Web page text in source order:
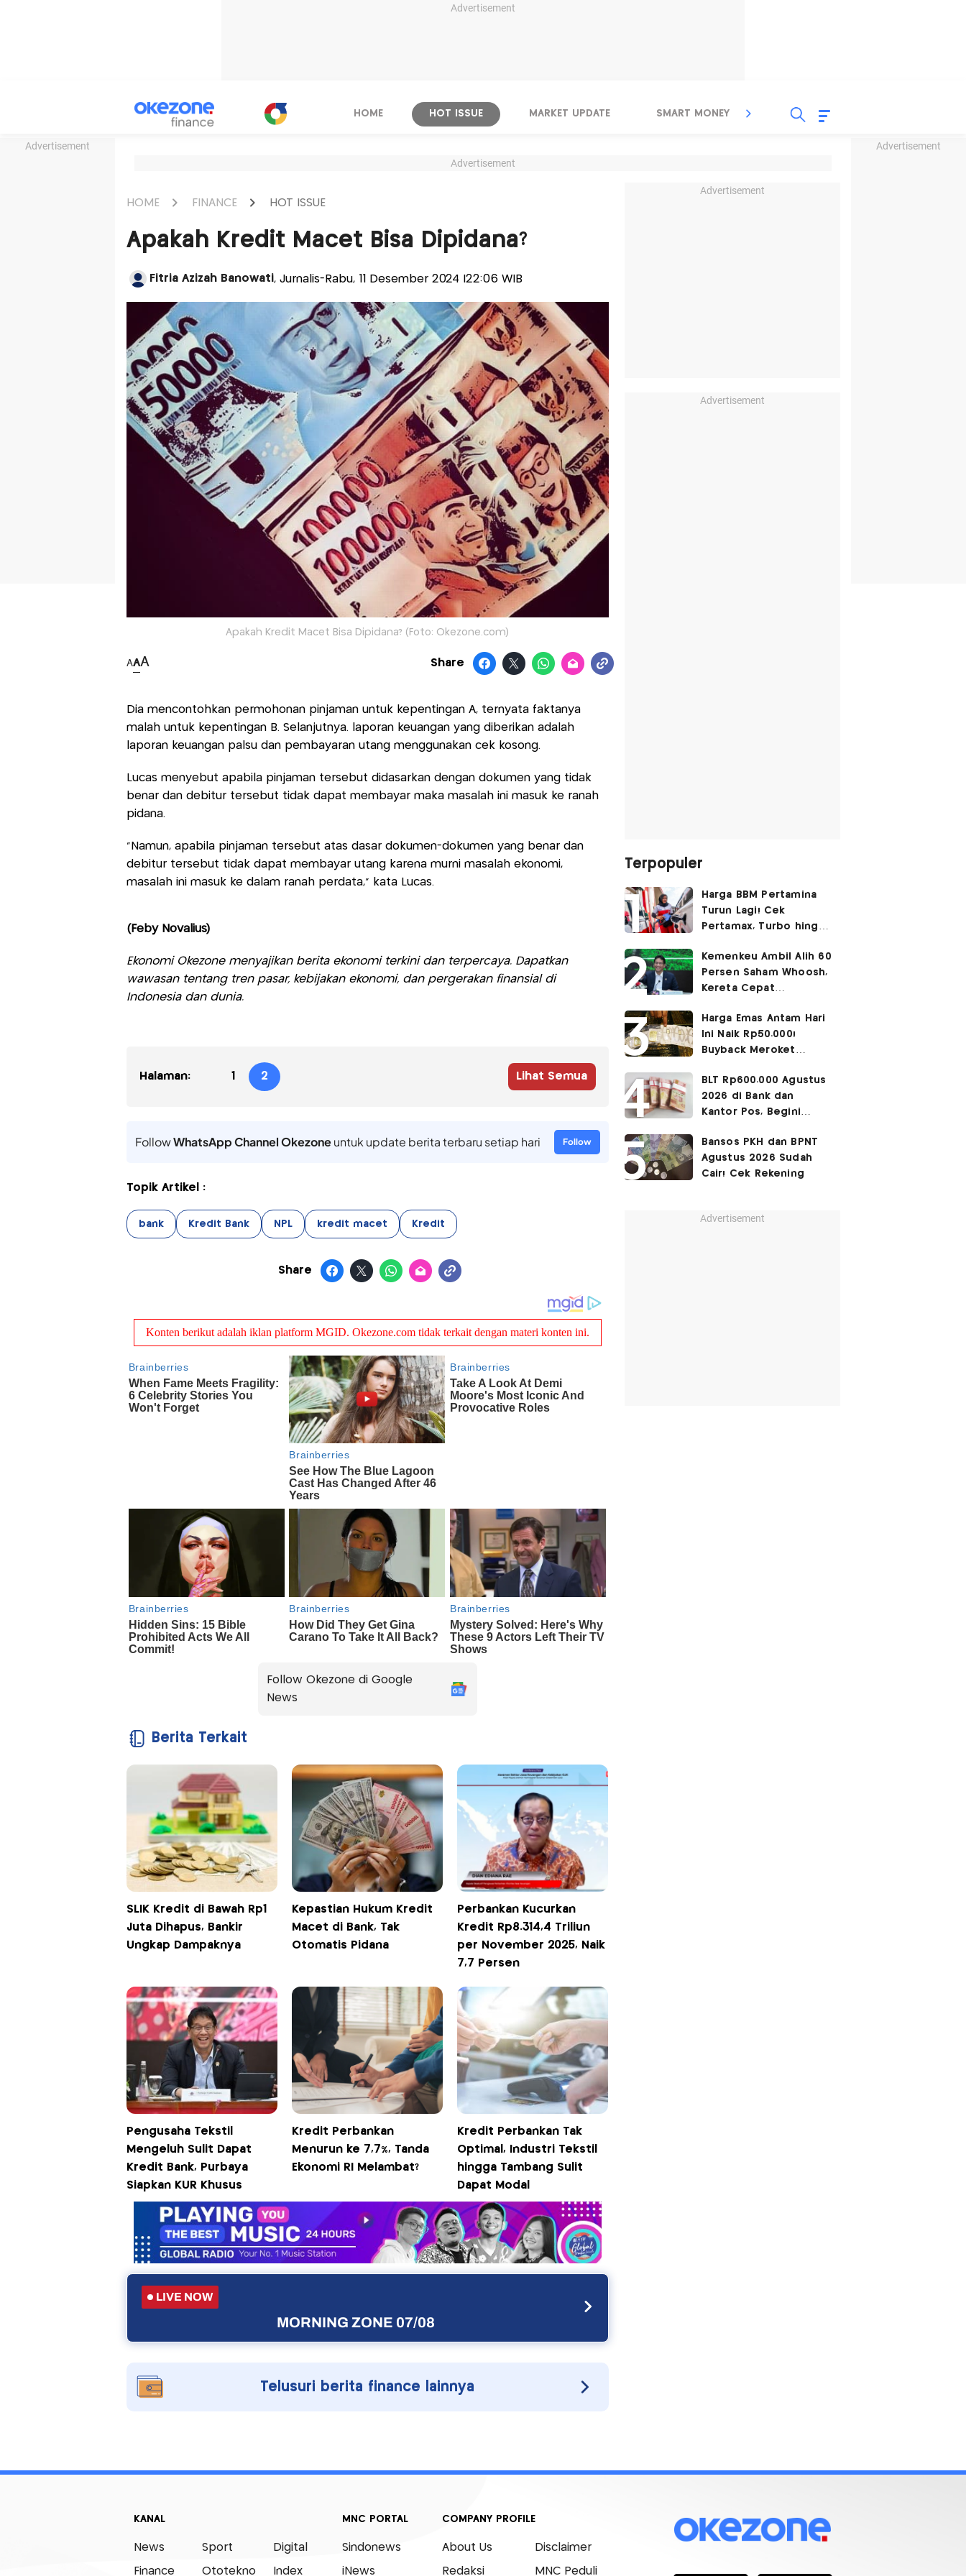
Advertisement
Advertisement Advertisement
HOME HOT ISSUE MARKET UPDATE SMART MONEY INSPIRASI BISNIS
Advertisement
HOME FINANCE HOT ISSUE
Apakah Kredit Macet Bisa Dipidana?
Fitria Azizah Banowati, Jurnalis-Rabu, 11 Desember 2024 |22:06 WIB
Apakah Kredit Macet Bisa Dipidana? (Foto: Okezone.com)
AAA Share
Dia mencontohkan permohonan pinjaman untuk kepentingan A, ternyata faktanya
malah untuk kepentingan B. Selanjutnya. laporan keuangan yang diberikan adalah
laporan keuangan palsu dan pembayaran utang menggunakan cek kosong.
Lucas menyebut apabila pinjaman tersebut didasarkan dengan dokumen yang tidak
benar dan debitur tersebut tidak dapat membayar maka masalah ini masuk ke ranah
pidana.
"Namun, apabila pinjaman tersebut atas dasar dokumen-dokumen yang benar dan
debitur tersebut tidak dapat membayar utang karena murni masalah ekonomi,
masalah ini masuk ke dalam ranah perdata," kata Lucas.
(Feby Novalius)
Ekonomi Okezone menyajikan berita ekonomi terkini dan terpercaya. Dapatkan
wawasan tentang tren pasar, kebijakan ekonomi, dan pergerakan finansial di
Indonesia dan dunia.
Halaman: 1 2 Lihat Semua
FollowWhatsApp Channel Okezoneuntuk update berita terbaru setiap hari Follow
Topik Artikel :
bank Kredit Bank NPL kredit macet Kredit
Share
Follow Okezone di Google
News
Berita Terkait
SLIK Kredit di Bawah Rp1
Juta Dihapus, Bankir
Ungkap Dampaknya
Kepastian Hukum Kredit
Macet di Bank, Tak
Otomatis Pidana
Perbankan Kucurkan
Kredit Rp8.314,4 Triliun
per November 2025, Naik
7,7 Persen
Pengusaha Tekstil
Mengeluh Sulit Dapat
Kredit Bank, Purbaya
Siapkan KUR Khusus
Kredit Perbankan
Menurun ke 7,7%, Tanda
Ekonomi RI Melambat?
Kredit Perbankan Tak
Optimal, Industri Tekstil
hingga Tambang Sulit
Dapat Modal
LIVE NOW
MORNING ZONE 07/08
Telusuri berita finance lainnya
Advertisement
Advertisement
Terpopuler
Harga BBM Pertamina
Turun Lagi! Cek
Pertamax, Turbo hingga
Agustus 2026
Kemenkeu Ambil Alih 60
Persen Saham Whoosh,
Kereta Cepat
Surabaya
Harga Emas Antam Hari
Ini Naik Rp50.000!
Buyback Meroket
BLT Rp600.000 Agustus
2026 di Bank dan
Kantor Pos, Begini
Bansos PKH dan BPNT
Agustus 2026 Sudah
Cair! Cek Rekening
Advertisement
KANAL
News
Finance
Sport
Ototekno
Digital
Index
MNC PORTAL
Sindonews
iNews
COMPANY PROFILE
About Us
Redaksi
Disclaimer
MNC Peduli